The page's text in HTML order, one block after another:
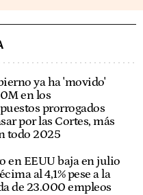
ya ha 'movido'
en los
prorrogados
por las Cortes, más
todo 2025
en EEUU baja en julio
al 4,1% pese a la
de 23.000 empleos